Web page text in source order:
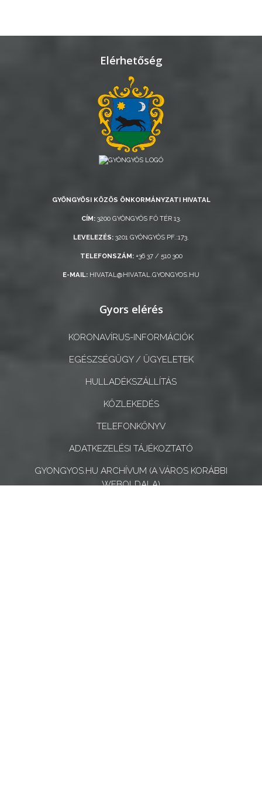
Elérhetőség
GYÖNGYÖSI KÖZÖS ÖNKORMÁNYZATI HIVATAL
CÍM:3200 GYÖNGYÖS FŐ TÉR 13.
LEVELEZÉS: 3201 GYÖNGYÖS PF.:173.
TELEFONSZÁM:+36 37 / 510 300
E-MAIL: HIVATAL@HIVATAL.GYONGYOS.HU
Gyors elérés
KORONAVÍRUS-INFORMÁCIÓK
EGÉSZSÉGÜGY / ÜGYELETEK
HULLADÉKSZÁLLÍTÁS
KÖZLEKEDÉS
TELEFONKÖNYV
ADATKEZELÉSI TÁJÉKOZTATÓ
GYONGYOS.HU ARCHÍVUM (A VÁROS KORÁBBI
WEBOLDALA)